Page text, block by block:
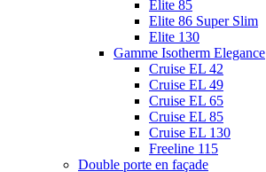
Elite 85
Elite 86 Super Slim
Elite 130
Gamme Isotherm Elegance
Cruise EL 42
Cruise EL 49
Cruise EL 65
Cruise EL 85
Cruise EL 130
Freeline 115
Double porte en façade